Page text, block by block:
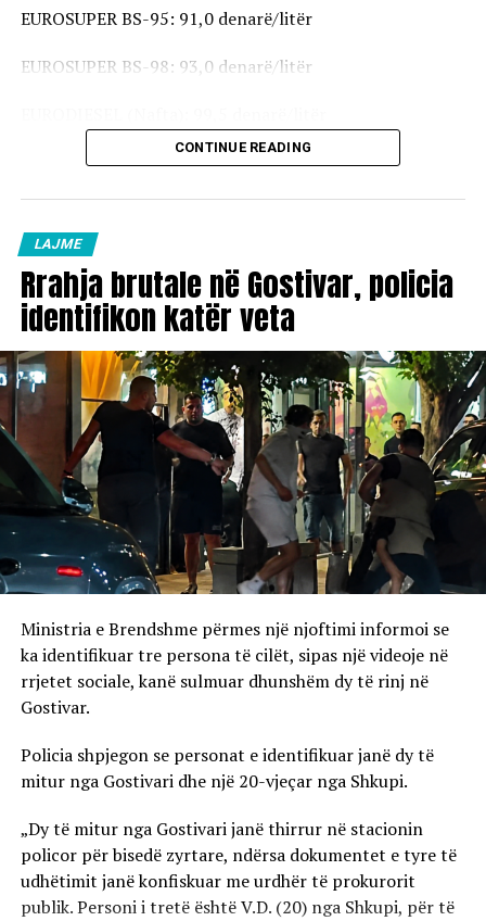
EUROSUPER BS-95: 91,0 denarë/litër
EUROSUPER BS-98: 93,0 denarë/litër
Vaji ekstra i lehtë (EL-1): 98,5 denarë/litër
vlejnë në të gjitha pikat e karburanteve në vend.
CONTINUE READING
LAJME
Rrahja brutale në Gostivar, policia
identifikon katër veta
Ministria e Brendshme përmes një njoftimi informoi se
ka identifikuar tre persona të cilët, sipas një videoje në
rrjetet sociale, kanë sulmuar dhunshëm dy të rinj në
Gostivar.
Policia shpjegon se personat e identifikuar janë dy të
mitur nga Gostivari dhe një 20-vjeçar nga Shkupi.
„Dy të mitur nga Gostivari janë thirrur në stacionin
policor për bisedë zyrtare, ndërsa dokumentet e tyre të
udhëtimit janë konfiskuar me urdhër të prokurorit
publik. Personi i tretë është V.D. (20) nga Shkupi, për të